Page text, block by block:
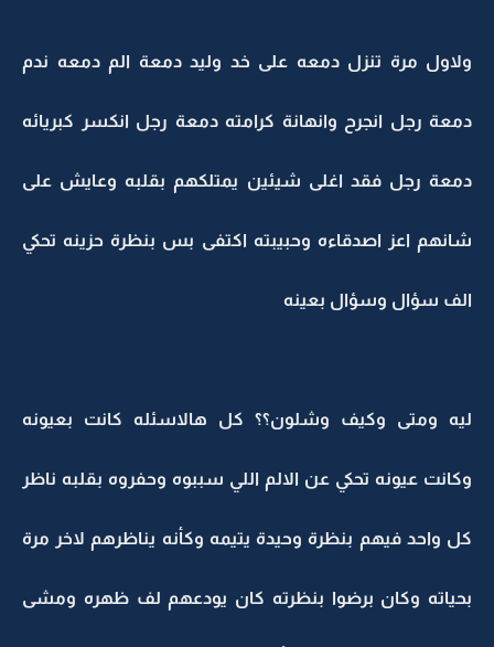
ولاول مرة تنزل دمعه على خد وليد دمعة الم دمعه ندم
دمعة رجل انجرح وانهانة كرامته دمعة رجل انكسر كبريائه
دمعة رجل فقد اغلى شيئين يمتلكهم بقلبه وعايش على
شانهم اعز اصدقاءه وحبيبته اكتفى بس بنظرة حزينه تحكي
الف سؤال وسؤال بعينه
ليه ومتى وكيف وشلون؟؟ كل هالاسئله كانت بعيونه
وكانت عيونه تحكي عن الالم اللي سببوه وحفروه بقلبه ناظر
كل واحد فيهم بنظرة وحيدة يتيمه وكأنه يناظرهم لاخر مرة
بحياته وكان برضوا بنظرته كان يودعهم لف ظهره ومشى